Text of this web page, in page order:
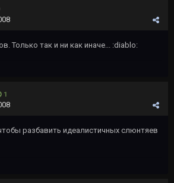
Только так и ни как иначе... :diablo:
1
разбавить идеалистичных слюнтяев